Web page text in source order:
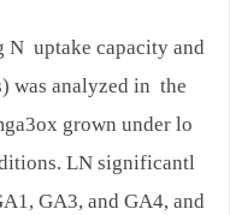
N uptake capacity and
was analyzed in the
grown under lo
LN significantl
GA3, and GA4, and